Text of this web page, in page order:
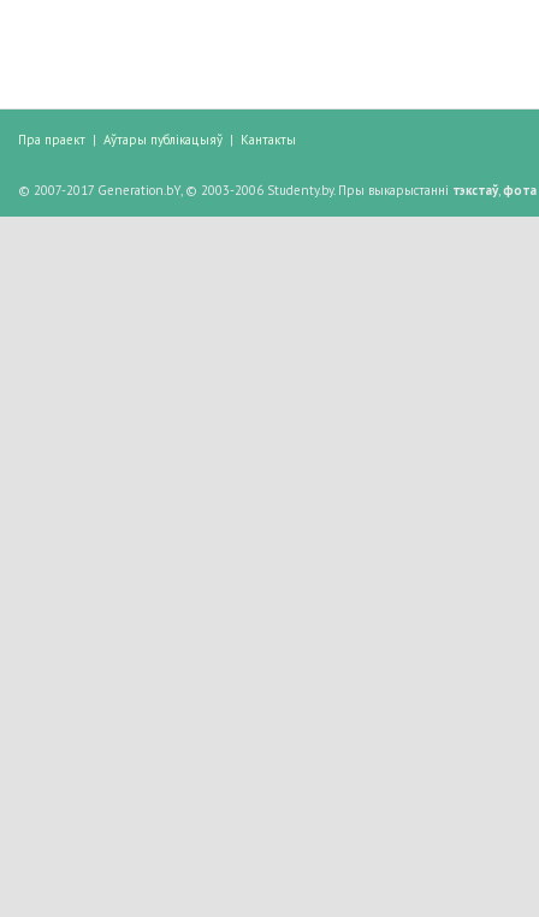
Пра праект | Аўтары публікацыяў | Кантакты
© 2007-2017 Generation.bY, © 2003-2006 Studenty.by. Пры выкарыстанні тэкстаў, фота